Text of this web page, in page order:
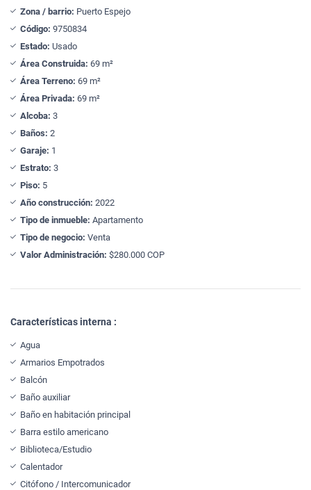
Zona / barrio: Puerto Espejo
Código: 9750834
Estado: Usado
Área Construida: 69 m²
Área Terreno: 69 m²
Área Privada: 69 m²
Alcoba: 3
Baños: 2
Garaje: 1
Estrato: 3
Piso: 5
Año construcción: 2022
Tipo de inmueble: Apartamento
Tipo de negocio: Venta
Valor Administración: $280.000 COP
Características interna :
Agua
Armarios Empotrados
Balcón
Baño auxiliar
Baño en habitación principal
Barra estilo americano
Biblioteca/Estudio
Calentador
Citófono / Intercomunicador